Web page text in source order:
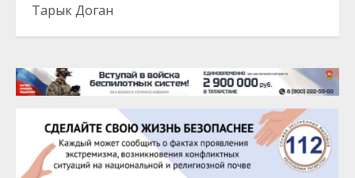
Тарык Доган
22 августа
25 августа
Сэсэгма Бубеева
28 августа
Чингиз Мустафаев
29 августа